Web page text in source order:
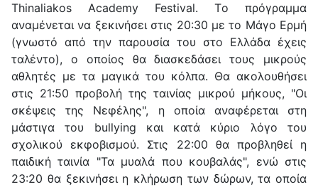
Thinaliakos Academy Festival. Tο πρόγραμμα
αναμένεται να ξεκινήσει στις 20:30 με το Μάγο Ερμή
(γνωστό από την παρουσία του στο Ελλάδα έχεις
ταλέντο), ο οποίος θα διασκεδάσει τους μικρούς
αθλητές με τα μαγικά του κόλπα. Θα ακολουθήσει
στις 21:50 προβολή της ταινίας μικρού μήκους, "Οι
σκέψεις της Νεφέλης", η οποία αναφέρεται στη
μάστιγα του bullying και κατά κύριο λόγο του
σχολικού εκφοβισμού. Στις 22:00 θα προβληθεί η
παιδική ταινία "Τα μυαλά που κουβαλάς", ενώ στις
23:20 θα ξεκινήσει η κλήρωση των δώρων, τα οποία